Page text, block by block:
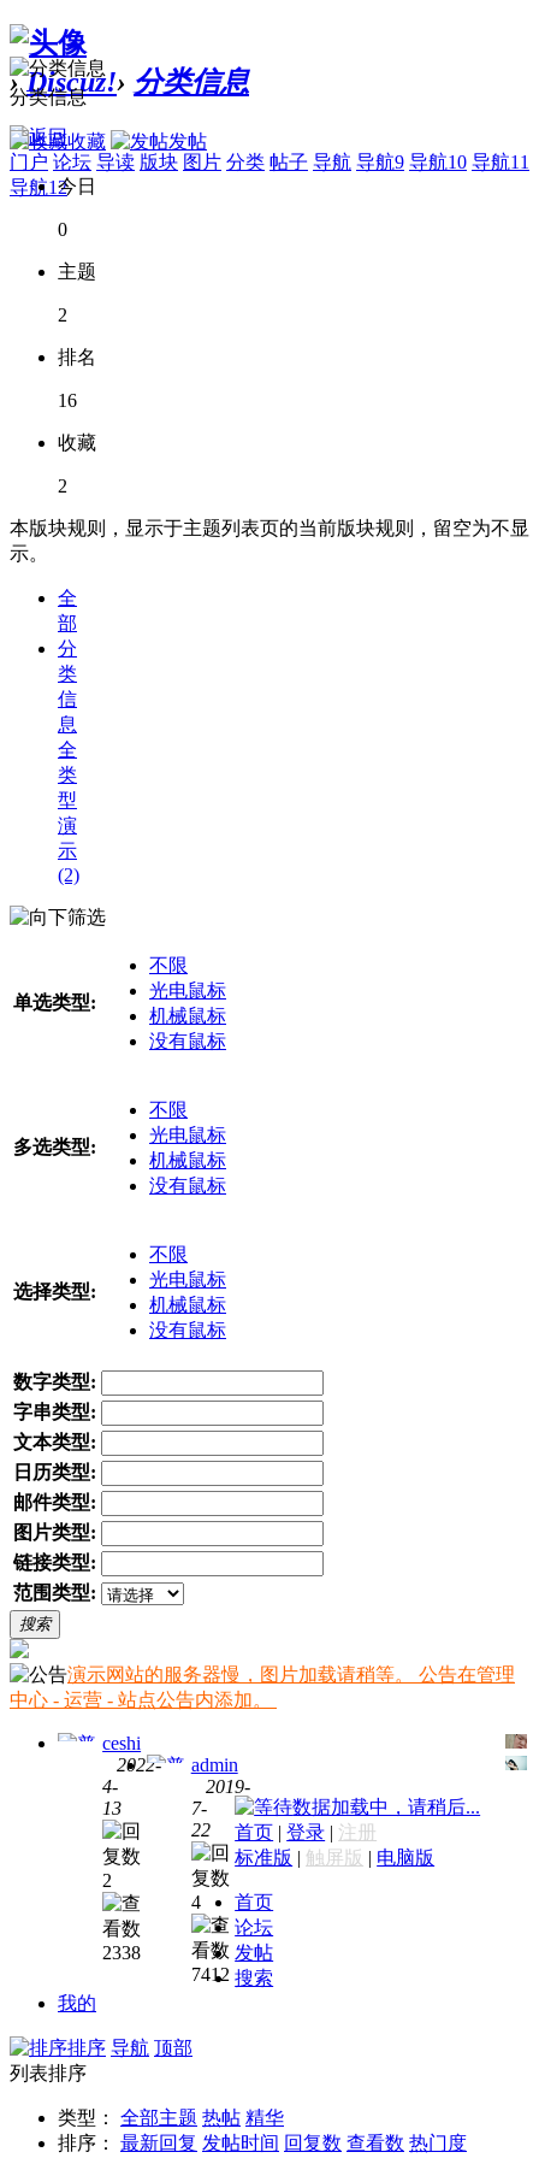
› Discuz!› 分类信息
门户 论坛 导读 版块 图片 分类 帖子 导航 导航9 导航10 导航11
导航12
分类信息
收藏 发帖
今日
0
主题
2
排名
16
收藏
2
本版块规则，显示于主题列表页的当前版块规则，留空为不显
示。
全
部
分
类
信
息
全
类
型
演
示
(2)
筛选
单选类型:
不限
光电鼠标
机械鼠标
没有鼠标
多选类型:
不限
光电鼠标
机械鼠标
没有鼠标
选择类型:
不限
光电鼠标
机械鼠标
没有鼠标
数字类型:
字串类型:
文本类型:
日历类型:
邮件类型:
图片类型:
链接类型:
范围类型:
搜索
演示网站的服务器慢，图片加载请稍等。 公告在管理
中心 - 运营 - 站点公告内添加。
ceshi
2022-
4-
13
2
2338
每个
类型
的效
admin
2019-
7-
22
4
7412
数据加载中，请稍后...
首页 |登录 | 注册
标准版 | 触屏版 | 电脑版
首页
论坛
发帖
搜索
我的
排序 导航 顶部
列表排序
类型： 全部主题 热帖 精华
排序：
最新回复 发帖时间 回复数 查看数 热门度